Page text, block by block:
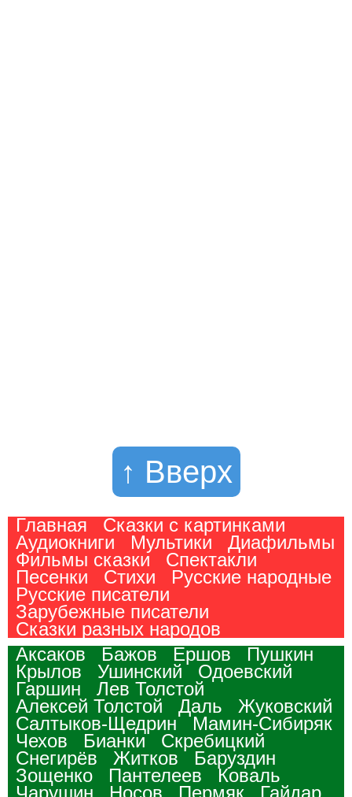
↑ Вверх
Главная
Сказки с картинками
Аудиокниги
Мультики
Диафильмы
Фильмы сказки
Спектакли
Песенки
Стихи
Русские народные
Русские писатели
Зарубежные писатели
Сказки разных народов
Аксаков
Бажов Ершов
Пушкин
Крылов
Ушинский
Одоевский
Гаршин
Лев Толстой
Алексей Толстой
Даль
Жуковский
Салтыков-Щедрин
Мамин-Сибиряк
Чехов
Бианки
Скребицкий
Снегирёв
Житков
Баруздин
Зощенко
Пантелеев
Коваль